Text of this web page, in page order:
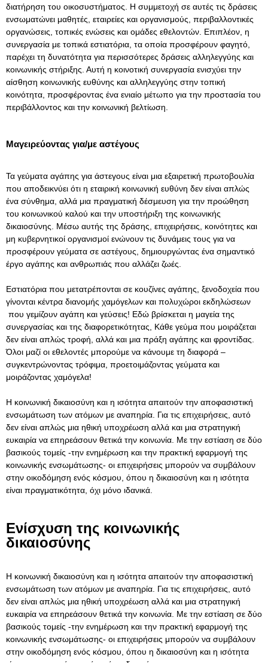
διατήρηση του οικοσυστήματος. Η συμμετοχή σε αυτές τις δράσεις
ενσωματώνει μαθητές, εταιρείες και οργανισμούς, περιβαλλοντικές
οργανώσεις, τοπικές ενώσεις και ομάδες εθελοντών. Επιπλέον, η
συνεργασία με τοπικά εστιατόρια, τα οποία προσφέρουν φαγητό,
παρέχει τη δυνατότητα για περισσότερες δράσεις αλληλεγγύης και
κοινωνικής στήριξης. Αυτή η κοινοτική συνεργασία ενισχύει την
αίσθηση κοινωνικής ευθύνης και αλληλεγγύης στην τοπική
κοινότητα, προσφέροντας ένα ενιαίο μέτωπο για την προστασία του
περιβάλλοντος και την κοινωνική βελτίωση.
Μαγειρεύοντας για/με αστέγους
Τα γεύματα αγάπης για άστεγους είναι μια εξαιρετική πρωτοβουλία
που αποδεικνύει ότι η εταιρική κοινωνική ευθύνη δεν είναι απλώς
ένα σύνθημα, αλλά μια πραγματική δέσμευση για την προώθηση
του κοινωνικού καλού και την υποστήριξη της κοινωνικής
δικαιοσύνης. Μέσω αυτής της δράσης, επιχειρήσεις, κοινότητες και
μη κυβερνητικοί οργανισμοί ενώνουν τις δυνάμεις τους για να
προσφέρουν γεύματα σε αστέγους, δημιουργώντας ένα σημαντικό
έργο αγάπης και ανθρωπιάς που αλλάζει ζωές.
Εστιατόρια που μετατρέπονται σε κουζίνες αγάπης, ξενοδοχεία που
γίνονται κέντρα διανομής χαμόγελων και πολυχώροι εκδηλώσεων
που γεμίζουν αγάπη και γεύσεις! Εδώ βρίσκεται η μαγεία της
συνεργασίας και της διαφορετικότητας, Κάθε γεύμα που μοιράζεται
δεν είναι απλώς τροφή, αλλά και μια πράξη αγάπης και φροντίδας.
Όλοι μαζί οι εθελοντές μπορούμε να κάνουμε τη διαφορά –
συγκεντρώνοντας τρόφιμα, προετοιμάζοντας γεύματα και
μοιράζοντας χαμόγελα!
Η κοινωνική δικαιοσύνη και η ισότητα απαιτούν την αποφασιστική
ενσωμάτωση των ατόμων με αναπηρία. Για τις επιχειρήσεις, αυτό
δεν είναι απλώς μια ηθική υποχρέωση αλλά και μια στρατηγική
ευκαιρία να επηρεάσουν θετικά την κοινωνία. Με την εστίαση σε δύο
βασικούς τομείς -την ενημέρωση και την πρακτική εφαρμογή της
κοινωνικής ενσωμάτωσης- οι επιχειρήσεις μπορούν να συμβάλουν
στην οικοδόμηση ενός κόσμου, όπου η δικαιοσύνη και η ισότητα
είναι πραγματικότητα, όχι μόνο ιδανικά.
Ενίσχυση της κοινωνικής
δικαιοσύνης
Η κοινωνική δικαιοσύνη και η ισότητα απαιτούν την αποφασιστική
ενσωμάτωση των ατόμων με αναπηρία. Για τις επιχειρήσεις, αυτό
δεν είναι απλώς μια ηθική υποχρέωση αλλά και μια στρατηγική
ευκαιρία να επηρεάσουν θετικά την κοινωνία. Με την εστίαση σε δύο
βασικούς τομείς -την ενημέρωση και την πρακτική εφαρμογή της
κοινωνικής ενσωμάτωσης- οι επιχειρήσεις μπορούν να συμβάλουν
στην οικοδόμηση ενός κόσμου, όπου η δικαιοσύνη και η ισότητα